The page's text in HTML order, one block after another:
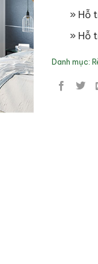
» Hỗ
» Hỗ
Danh mục: